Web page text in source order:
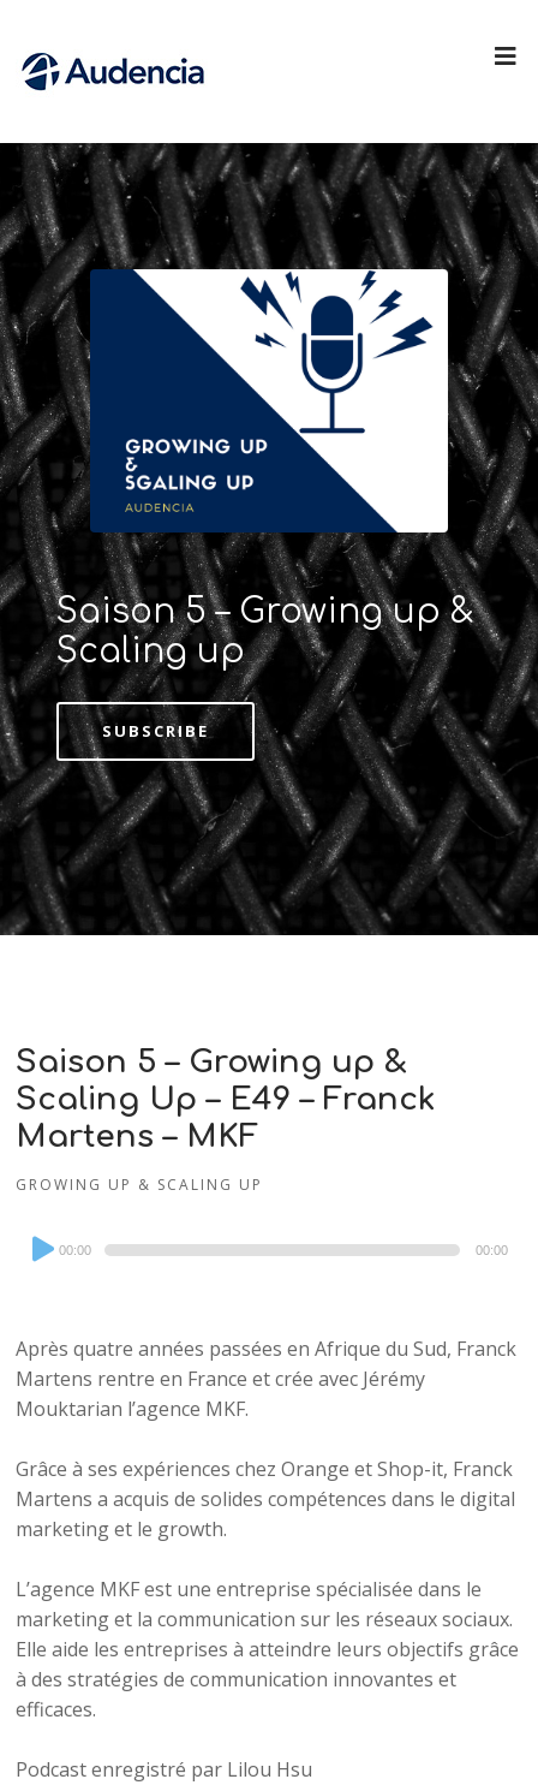
Saison 5 – Growing up &
Scaling up
SUBSCRIBE
Saison 5 – Growing up &
Scaling Up – E49 – Franck
Martens – MKF
GROWING UP & SCALING UP
Audio
Player
00:00 00:00
Après quatre années passées en Afrique du Sud, Franck
Martens rentre en France et crée avec Jérémy
Mouktarian l’agence MKF.
Grâce à ses expériences chez Orange et Shop-it, Franck
Martens a acquis de solides compétences dans le digital
marketing et le growth.
L’agence MKF est une entreprise spécialisée dans le
marketing et la communication sur les réseaux sociaux.
Elle aide les entreprises à atteindre leurs objectifs grâce
à des stratégies de communication innovantes et
efficaces.
Podcast enregistré par Lilou Hsu